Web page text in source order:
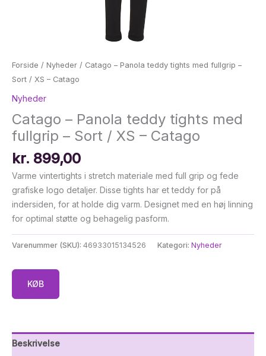
Forside / Nyheder / Catago – Panola teddy tights med fullgrip –
Sort / XS – Catago
Nyheder
Catago – Panola teddy tights med
fullgrip – Sort / XS – Catago
kr. 899,00
Varme vintertights i stretch materiale med full grip og fede
grafiske logo detaljer. Disse tights har et teddy for på
indersiden, for at holde dig varm. Designet med en høj linning
for optimal støtte og behagelig pasform.
Varenummer (SKU): 46933015134526 Kategori: Nyheder
KØB
Beskrivelse